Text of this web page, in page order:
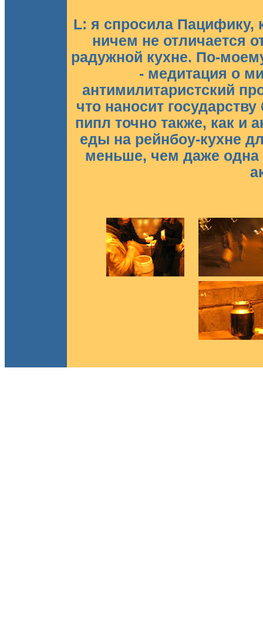
L: я спросила Пацифику,
ничем не отличается
радужной кухне. По-
- медитация о
антимилитаристский
что наносит
пипл точно также, как и
еды на рейнбоу-кухне
меньше, чем даже одна